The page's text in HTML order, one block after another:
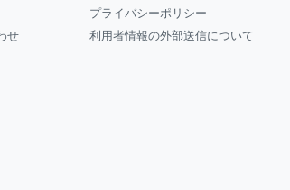
せ
プライバシーポリシー
利用者情報の外部送信について